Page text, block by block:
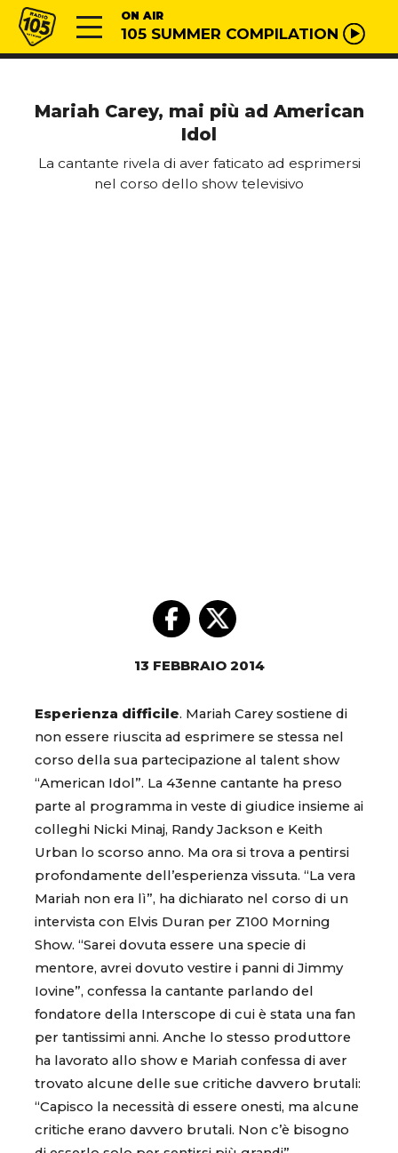
Vai al contenuto
Radio 105 ON AIR
105 SUMMER COMPILATION
Mariah Carey, mai più ad American
Idol
La cantante rivela di aver faticato ad esprimersi
nel corso dello show televisivo
13 FEBBRAIO 2014
Esperienza difficile. Mariah Carey sostiene di
non essere riuscita ad esprimere se stessa nel
corso della sua partecipazione al talent show
“American Idol”. La 43enne cantante ha preso
parte al programma in veste di giudice insieme ai
colleghi Nicki Minaj, Randy Jackson e Keith
Urban lo scorso anno. Ma ora si trova a pentirsi
profondamente dell’esperienza vissuta. “La vera
Mariah non era lì”, ha dichiarato nel corso di un
intervista con Elvis Duran per Z100 Morning
Show. “Sarei dovuta essere una specie di
mentore, avrei dovuto vestire i panni di Jimmy
Iovine”, confessa la cantante parlando del
fondatore della Interscope di cui è stata una fan
per tantissimi anni. Anche lo stesso produttore
ha lavorato allo show e Mariah confessa di aver
trovato alcune delle sue critiche davvero brutali:
“Capisco la necessità di essere onesti, ma alcune
critiche erano davvero brutali. Non c’è bisogno